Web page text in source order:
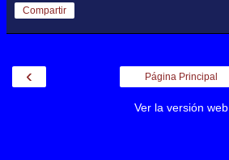
Compartir
‹ Página Principal
Ver la versión web